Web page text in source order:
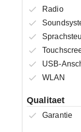
Radio
USB-
WLAN
Qualitaet
Garantie